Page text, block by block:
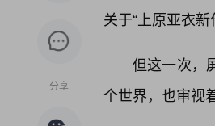
分享
关于“上原亚衣
但这一次，
个世界，也审视